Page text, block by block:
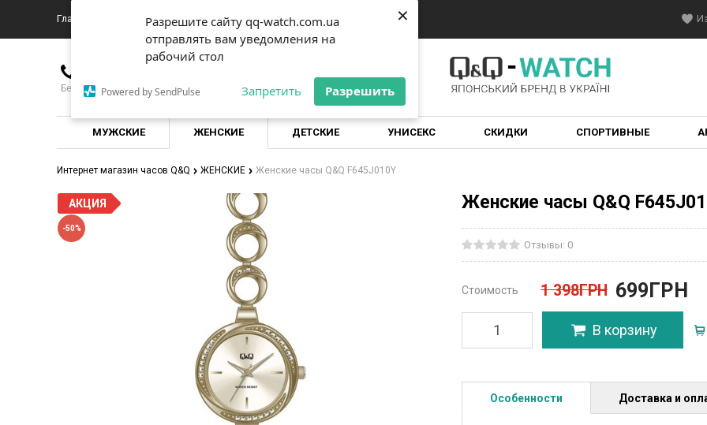
Разрешите сайту qq-watch.com.ua
отправлять вам уведомления на
рабочий стол
Powered by SendPulse Запретить Разрешить
×
Разрешите сайту qq-watch.com.ua
отправлять вам уведомления на
рабочий стол
Powered by SendPulse Запретить Разрешить
×
Главная О магазине Доставка и оплата Новости
Бесплатно для всех операторов по Украине
МУЖСКИЕ ЖЕНСКИЕ ДЕТСКИЕ УНИСЕКС СКИДКИ СПОРТИВНЫЕ
Интернет магазин часов Q&Q ЖЕНСКИЕ Женские часы Q&Q F645J010Y
АКЦИЯ
-50%
Женские часы Q&Q
Отзывы: 0
Стоимость 1 398ГРН 699 ГРН
В корзину
Особенности Доставка и